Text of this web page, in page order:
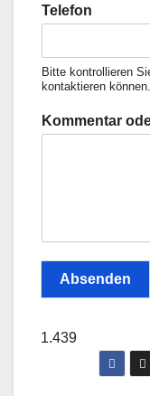
Telefon
Bitte kontrollieren
kontaktieren können.
Kommentar
Absenden
1.439